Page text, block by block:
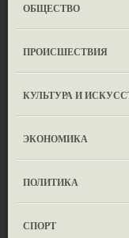
ОБЩЕСТВО
ПРОИСШЕСТВИЯ
КУЛЬТУРА И
ЭКОНОМИКА
ПОЛИТИКА
СПОРТ